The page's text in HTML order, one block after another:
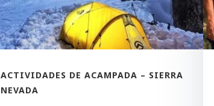
ACTIVIDADES DE ACAMPADA – SIERRA
NEVADA